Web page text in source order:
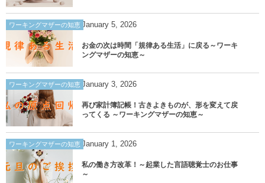
ワーキングマザーの知恵 January 5 2026
お金の次は時間「規律ある生活」に戻る～ワーキ
ングマザーの知恵～
ワーキングマザーの知恵 January 3 2026
再び家計簿記帳！古きよきものが、形を変えて戻
ってくる ～ワーキングマザーの知恵～
ワーキングマザーの知恵 January 1 2026
私の働き方改革！～起業した言語聴覚士のお仕事
～